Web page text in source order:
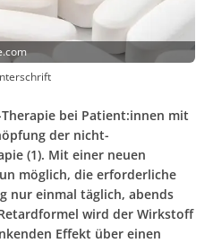
bei Patient:innen mit
der nicht-
(1). Mit einer neuen
möglich, die erforderliche
nur einmal täglich, abends
wird der Wirkstoff
Effekt über einen